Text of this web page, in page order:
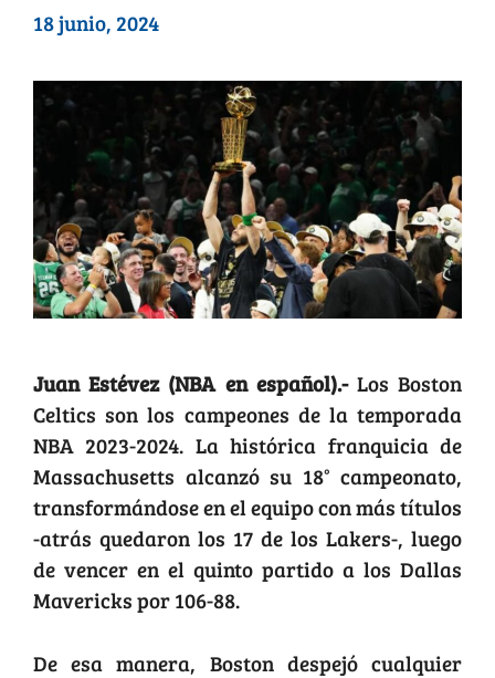
18 junio, 2024
Juan Estévez (NBA en español).-Los Boston
Celtics son los campeones de la temporada
NBA 2023-2024. La histórica franquicia de
Massachusetts alcanzó su 18° campeonato,
transformándose en el equipo con más títulos
-atrás quedaron los 17 de los Lakers-, luego
de vencer en el quinto partido a los Dallas
Mavericks por 106-88.
De esa manera, Boston despejó cualquier